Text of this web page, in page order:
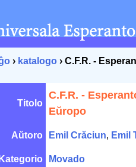
› katalogo › C.F.R. -
Titolo
C.F.R. -
Eŭropo
Aŭtoro Emil Crăciun, Emil
Kategorio Movado